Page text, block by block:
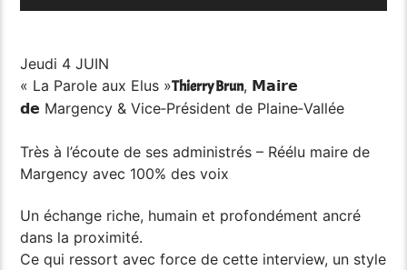
Jeudi 4 JUIN
« La Parole aux Elus »Thierry Brun, 𝗠𝗮𝗶𝗿𝗲
𝗱𝗲 Margency & Vice‑Président de Plaine‑Vallée
Très à l’écoute de ses administrés – Réélu maire de
Margency avec 100% des voix
Un échange riche, humain et profondément ancré
dans la proximité.
Ce qui ressort avec force de cette interview, un style